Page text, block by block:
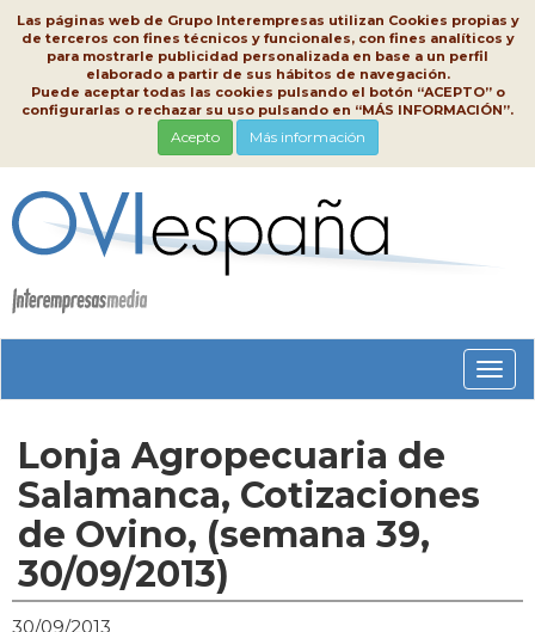
Las páginas web de Grupo Interempresas utilizan Cookies propias y
de terceros con fines técnicos y funcionales, con fines analíticos y
para mostrarle publicidad personalizada en base a un perfil
elaborado a partir de sus hábitos de navegación.
Puede aceptar todas las cookies pulsando el botón “ACEPTO” o
configurarlas o rechazar su uso pulsando en “MÁS INFORMACIÓN”.
Acepto Más información
Lonja Agropecuaria de
Salamanca, Cotizaciones
de Ovino, (semana 39,
30/09/2013)
30/09/2013